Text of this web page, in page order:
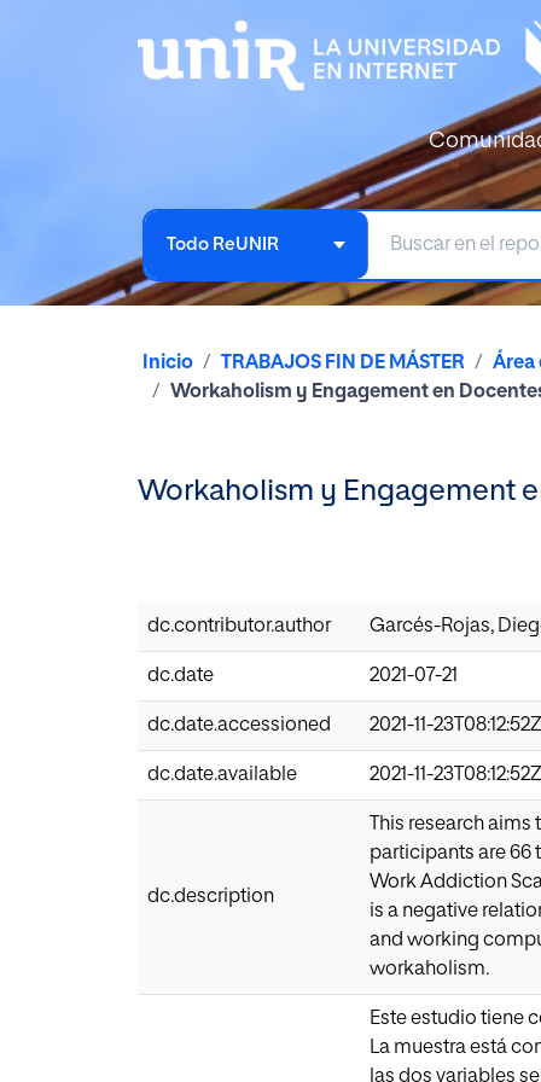
Todo ReUNIR
Inicio TRABAJOS FIN DE MÁSTER
Área
Workaholism y Engagement en
Workaholism y Engagement
dc.contributor.author Garcés-Rojas,
dc.date 2021-07-21
dc.date.accessioned 2021-11-23T08:12:52Z
dc.date.available 2021-11-23T08:12:52Z
dc.description
This research
participants are 66
Work Addiction
is a negative
and working
workaholism.
Este estudio tiene
La muestra está
las dos variables